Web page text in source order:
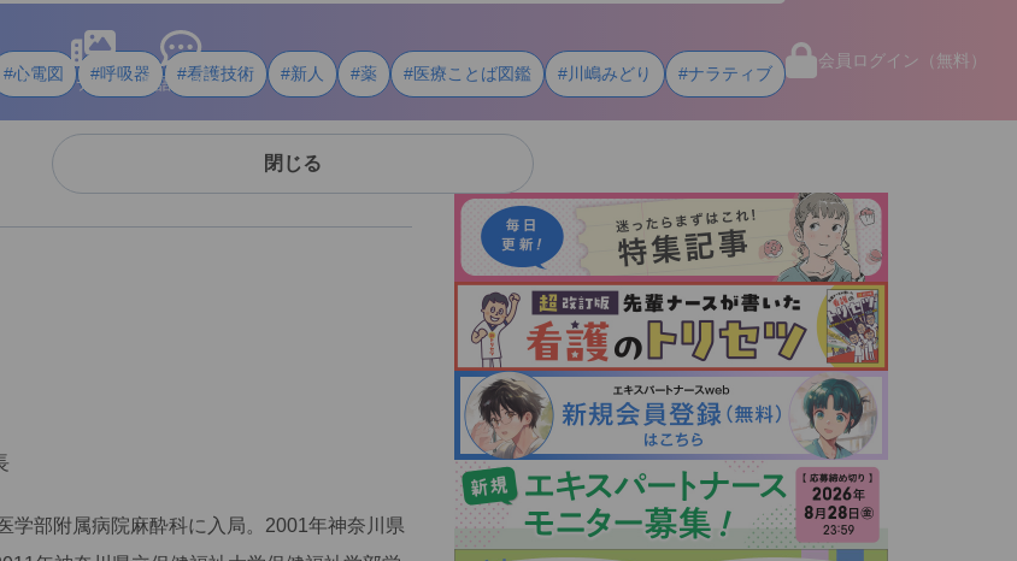
#心電図 #呼吸器 #看護技術 #新人 #薬 #医療ことば図鑑 #川嶋みどり #ナラティブ
閉じる
会員ログイン（無料）
イル メディア 用語・資料
学部附属病院麻酔科に入局。2001年神奈川県